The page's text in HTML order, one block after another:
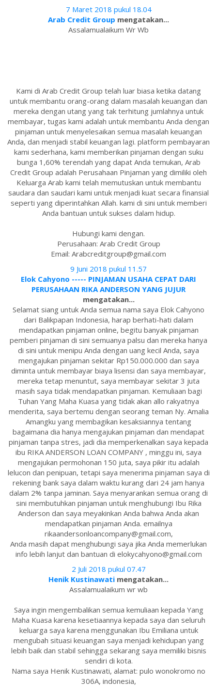
7 Maret 2018 pukul 18.04
Arab Credit Group mengatakan...
Assalamualaikum Wr Wb
Kami di Arab Credit Group telah luar biasa ketika datang
untuk membantu orang-orang dalam masalah keuangan dan
mereka dengan utang yang tak terhitung jumlahnya untuk
membayar, tugas kami adalah untuk membantu Anda dengan
pinjaman untuk menyelesaikan semua masalah keuangan
Anda, dan menjadi stabil keuangan lagi. platform pembayaran
kami sederhana, kami memberikan pinjaman dengan suku
bunga 1,60% terendah yang dapat Anda temukan, Arab
Credit Group adalah Perusahaan Pinjaman yang dimiliki oleh
Keluarga Arab kami telah memutuskan untuk membantu
saudara dan saudari kami untuk menjadi kuat secara finansial
seperti yang diperintahkan Allah. kami di sini untuk memberi
Anda bantuan untuk sukses dalam hidup.
Hubungi kami dengan.
Perusahaan: Arab Credit Group
Email: Arabcreditgroup@gmail.com
9 Juni 2018 pukul 11.57
Elok Cahyono ----- PINJAMAN USAHA CEPAT DARI
PERUSAHAAN RIKA ANDERSON YANG JUJUR
mengatakan...
Selamat siang untuk Anda semua nama saya Elok Cahyono
dari Balikpapan Indonesia, harap berhati-hati dalam
mendapatkan pinjaman online, begitu banyak pinjaman
pemberi pinjaman di sini semuanya palsu dan mereka hanya
di sini untuk menipu Anda dengan uang kecil Anda, saya
mengajukan pinjaman sekitar Rp150.000.000 dan saya
diminta untuk membayar biaya lisensi dan saya membayar,
mereka tetap menuntut, saya membayar sekitar 3 juta
masih saya tidak mendapatkan pinjaman. Kemuliaan bagi
Tuhan Yang Maha Kuasa yang tidak akan allo rakyatnya
menderita, saya bertemu dengan seorang teman Ny. Amalia
Amangku yang membagikan kesaksiannya tentang
bagaimana dia hanya mengajukan pinjaman dan mendapat
pinjaman tanpa stres, jadi dia memperkenalkan saya kepada
ibu RIKA ANDERSON LOAN COMPANY , minggu ini, saya
mengajukan permohonan 150 juta, saya pikir itu adalah
lelucon dan penipuan, tetapi saya menerima pinjaman saya di
rekening bank saya dalam waktu kurang dari 24 jam hanya
dalam 2% tanpa jaminan. Saya menyarankan semua orang di
sini membutuhkan pinjaman untuk menghubungi Ibu Rika
Anderson dan saya meyakinkan Anda bahwa Anda akan
mendapatkan pinjaman Anda. emailnya
rikaandersonloancompany@gmail.com,
Anda masih dapat menghubungi saya jika Anda memerlukan
info lebih lanjut dan bantuan di elokycahyono@gmail.com
2 Juli 2018 pukul 07.47
Henik Kustinawati mengatakan...
Assalamualaikum wr wb
Saya ingin mengembalikan semua kemuliaan kepada Yang
Maha Kuasa karena kesetiaannya kepada saya dan seluruh
keluarga saya karena menggunakan Ibu Emiliana untuk
mengubah situasi keuangan saya menjadi kehidupan yang
lebih baik dan stabil sehingga sekarang saya memiliki bisnis
sendiri di kota.
Nama saya Henik Kustinawati, alamat: pulo wonokromo no
306A, indonesia,